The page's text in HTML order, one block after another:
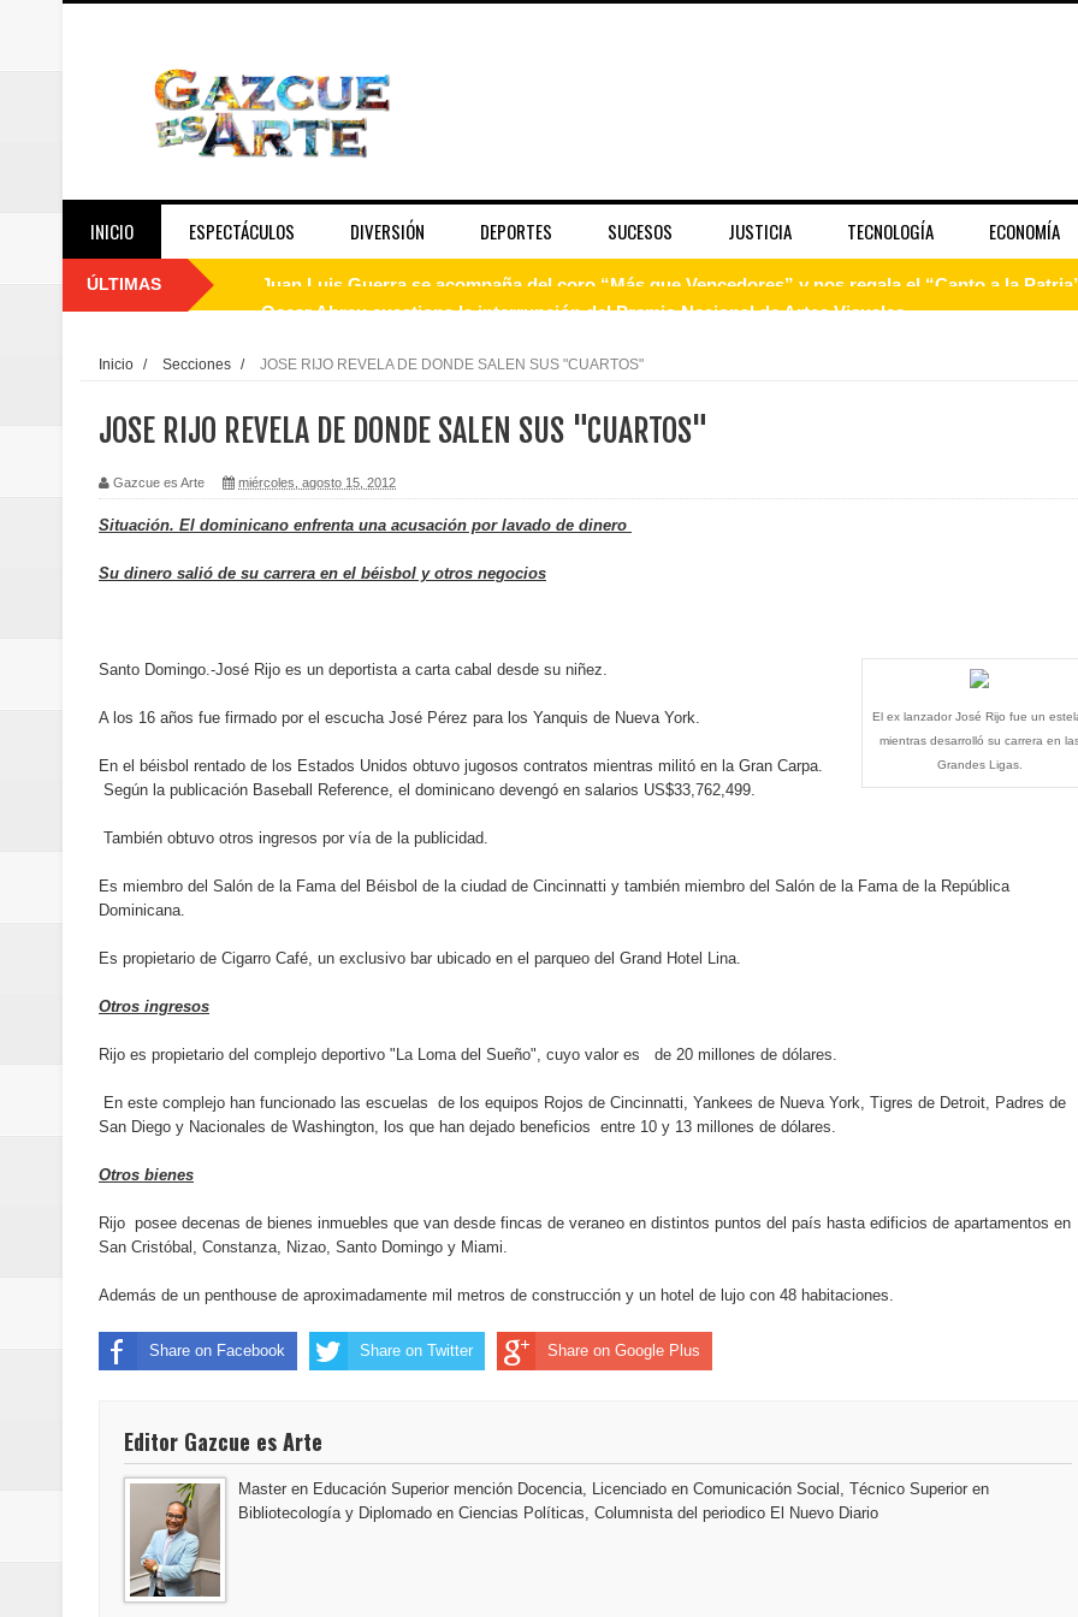
INICIO ESPECTÁCULOS DIVERSIÓN DEPORTES SUCESOS JUSTICIA TECNOLOGÍA ECONOMÍA
ÚLTIMAS Oscar Abreu cuestiona la interrupción del Premio Nacional de Artes Visuales
Pavel Núñez y su Bipolarband deslumbran con una noche de fusiones e invitados de lujo en el
Banreservas y Banco Popular abordan retos y oportunidades del sistema financiero nacional
“Los Rechazados 2” llega a los cines impulsada por la franquicia dominicana más taquillera del
Banreservas destina RD$5,000 millones para emprendedoras en la segunda edición del Summit
Sexappeal celebra 25 años de trayectoria artística con nuevo álbum, renovación de su equipo y
conmemorativos
Maridalia Hernández y El Canario se unen al regreso de Pavel Núñez y su “Bipolarband” a Hard
Domingo
Banreservas inaugura oficina en el Centro de Retención de Vehículos de Pedro Brand
Humano Seguros transforma la emisión de pólizas con Inteligencia Artificial y reduce el proceso
La Orquesta Sinfónica Nacional y el Coro Nacional Dominicano pondrán su sello a la Ceremonia
Inicio / Secciones / JOSE RIJO REVELA DE DONDE SALEN SUS "CUARTOS"
JOSE RIJO REVELA DE DONDE SALEN SUS "CUARTOS"
Gazcue es Arte miércoles, agosto 15, 2012
Situación. El dominicano enfrenta una acusación por lavado de dinero
Su dinero salió de su carrera en el béisbol y otros negocios
El ex lanzador José Rijo fue un
mientras desarrolló su carrera en
Grandes Ligas.
Santo Domingo.-José Rijo es un deportista a carta cabal desde su niñez.
A los 16 años fue firmado por el escucha José Pérez para los Yanquis de Nueva York.
En el béisbol rentado de los Estados Unidos obtuvo jugosos contratos mientras militó en la Gran Carpa.
Según la publicación Baseball Reference, el dominicano devengó en salarios US$33,762,499.
También obtuvo otros ingresos por vía de la publicidad.
Es miembro del Salón de la Fama del Béisbol de la ciudad de Cincinnatti y también miembro del Salón de la Fama de la República
Dominicana.
Es propietario de Cigarro Café, un exclusivo bar ubicado en el parqueo del Grand Hotel Lina.
Otros ingresos
Rijo es propietario del complejo deportivo "La Loma del Sueño", cuyo valor es de 20 millones de dólares.
En este complejo han funcionado las escuelas de los equipos Rojos de Cincinnatti, Yankees de Nueva York, Tigres de Detroit, Padres de
San Diego y Nacionales de Washington, los que han dejado beneficios entre 10 y 13 millones de dólares.
Otros bienes
Rijo posee decenas de bienes inmuebles que van desde fincas de veraneo en distintos puntos del país hasta edificios de apartamentos en
San Cristóbal, Constanza, Nizao, Santo Domingo y Miami.
Además de un penthouse de aproximadamente mil metros de construcción y un hotel de lujo con 48 habitaciones.
Share on Facebook Share on Twitter Share on Google Plus
Editor Gazcue es Arte
Master en Educación Superior mención Docencia, Licenciado en Comunicación Social, Técnico Superior en
Bibliotecología y Diplomado en Ciencias Políticas, Columnista del periodico El Nuevo Diario